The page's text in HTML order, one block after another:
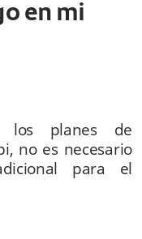
en mi
los planes de
no es necesario
para el